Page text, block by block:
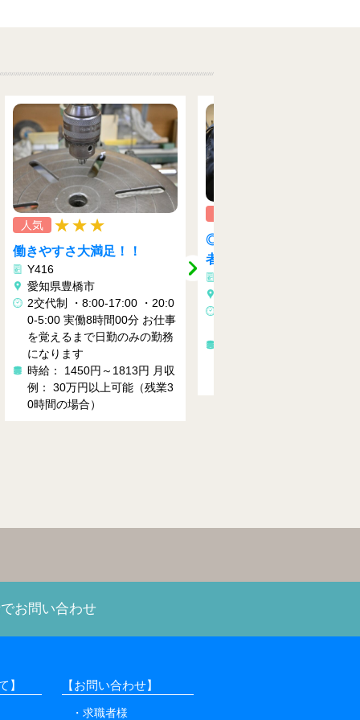
人気
者歓迎！資格保持者・経験
者優遇♪ 資格を活かしてがっ
つり高収入♪
Y408
愛知県豊川市
8：30～17：15(8ｈ勤務/45分
休憩)
時給： 1400円～1750円月収
例： 25万⇒内訳（1400 × 8時
間 × 21日 ＋ 残業手当等）
お問い合わせ
】 【お問い合わせ】
求職者様